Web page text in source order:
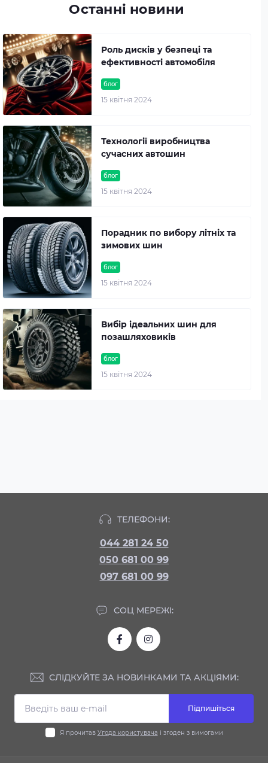
Останні новини
блог
15 квітня 2024
Роль дисків у безпеці та
ефективності автомобіля
блог
15 квітня 2024
Технології виробництва
сучасних автошин
блог
15 квітня 2024
Порадник по вибору літніх та
зимових шин
блог
15 квітня 2024
Вибір ідеальних шин для
позашляховиків
ТЕЛЕФОНИ:
044 281 24 50
050 681 00 99
097 681 00 99
СОЦ МЕРЕЖІ:
СЛІДКУЙТЕ ЗА НОВИНКАМИ ТА АКЦІЯМИ:
Підпишіться
Я прочитав Угода користувача і згоден з вимогами